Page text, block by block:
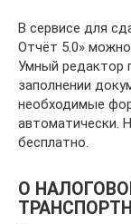
В сервисе для
Отчёт 5.0»
Умный редактор
заполнении
необходимые
автоматически.
бесплатно.
О